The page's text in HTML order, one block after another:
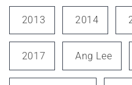
2013 2014
2017 Ang Lee